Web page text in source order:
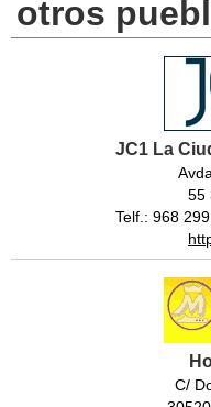
otros
JC1 La
55
Telf.: 968
C/